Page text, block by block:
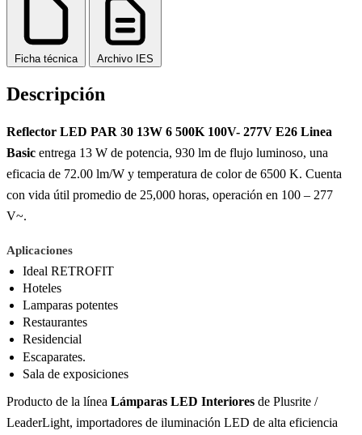
Ficha técnica Archivo IES
Descripción
Reflector LED PAR 30 13W 6 500K 100V- 277V E26 Linea
Basic entrega 13 W de potencia, 930 lm de flujo luminoso, una
eficacia de 72.00 lm/W y temperatura de color de 6500 K. Cuenta
con vida útil promedio de 25,000 horas, operación en 100 – 277
V~.
Aplicaciones
Ideal RETROFIT
Hoteles
Lamparas potentes
Restaurantes
Residencial
Escaparates.
Sala de exposiciones
Producto de la línea Lámparas LED Interiores de Plusrite /
LeaderLight, importadores de iluminación LED de alta eficiencia